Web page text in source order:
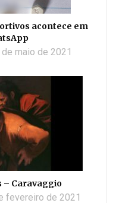
acontece em
de maio de 2021
Caravaggio
fevereiro de 2021